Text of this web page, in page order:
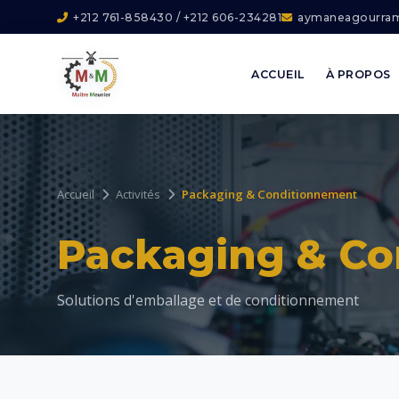
+212 761-858430 / +212 606-234281
ACCUEIL À PROPOS
PRODUITS
Packaging &
Accueil Activités Packaging & Conditionnement
Packaging &
Solutions d'emballage et de conditionnement